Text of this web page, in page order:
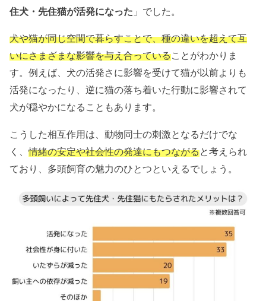
住犬・先住猫が活発になった 」でした。
犬や猫が同じ空間で暮らすことで、種の違いを超えて互
いにさまざまな影響を与え合っていることがわかりま
す。例えば、犬の活発さに影響を受けて猫が以前よりも
活発になったり、逆に猫の落ち着いた行動に影響されて
犬が穏やかになることもあります。
こうした相互作用は、動物同士の刺激となるだけでな
く、情緒の安定や社会性の発達にもつながると考えられ
ており、多頭飼育の魅力のひとつといえるでしょう。